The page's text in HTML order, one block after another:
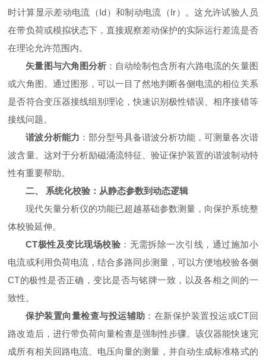
时计算显示差动电流（Id）和制动电流（Ir）。这允许试验人员
在带负荷或模拟状态下，直接观察差动保护的实际运行差流是否
在理论允许范围内。
矢量图与六角图分析：自动绘制包含所有六路电流的矢量图
或六角图。通过图形，可以一目了然地判断各侧电流的相位关系
是否符合变压器接线组别理论，快速识别极性错误、相序接错等
接线问题。
谐波分析能力 ：部分型号具备谐波分析功能，可测量各次谐
波含量。这对于分析励磁涌流特征、验证保护装置的谐波制动特
性有重要帮助。
二、 系统化校验：从静态参数到动态逻辑
现代矢量分析仪的功能已超越基础参数测量，向保护系统整
体校验延伸。
CT极性及变比现场校验：无需拆除一次引线，通过施加小
电流或利用负荷电流，结合多路同步测量，可以方便地校验各侧
CT的极性是否正确，变比是否与铭牌一致，以及各相之间的一
致性。
保护装置向量检查与投运辅助 ：在新保护装置投运或CT回
路改造后，进行带负荷向量检查是强制性步骤。该仪器能快速完
成所有相关回路电流、电压向量的测量，并自动生成标准格式的